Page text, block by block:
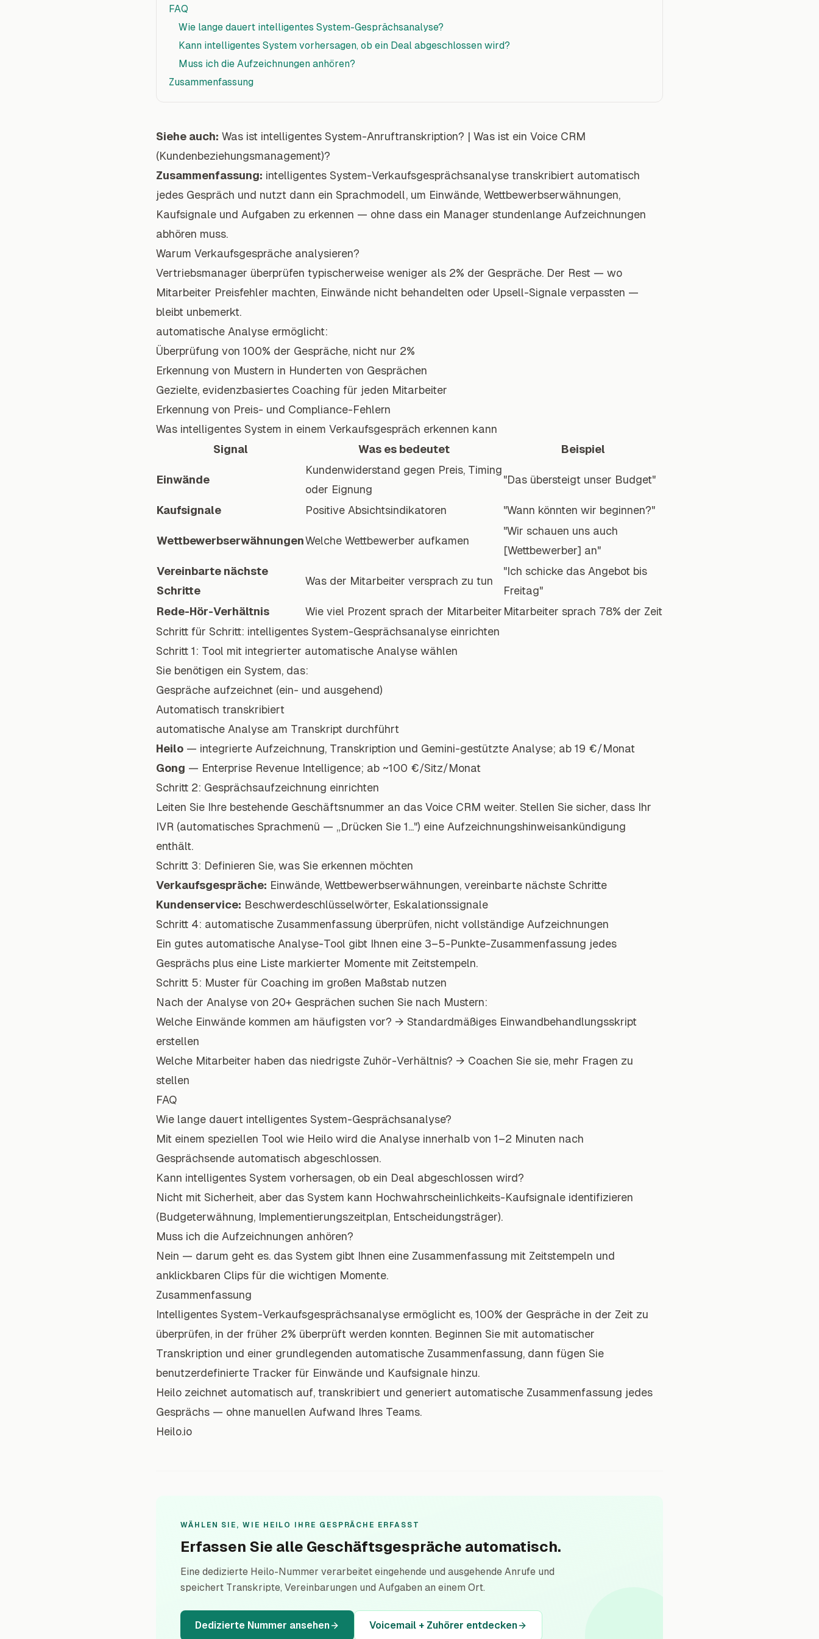
FAQ
Wie lange dauert intelligentes System-Gesprächsanalyse?
Kann intelligentes System vorhersagen, ob ein Deal abgeschlossen wird?
Muss ich die Aufzeichnungen anhören?
Zusammenfassung
Siehe auch: Was ist intelligentes System-Anruftranskription? | Was ist ein Voice CRM
(Kundenbeziehungsmanagement)?
Zusammenfassung: intelligentes System-Verkaufsgesprächsanalyse transkribiert automatisch
jedes Gespräch und nutzt dann ein Sprachmodell, um Einwände, Wettbewerbserwähnungen,
Kaufsignale und Aufgaben zu erkennen — ohne dass ein Manager stundenlange Aufzeichnungen
abhören muss.
Warum Verkaufsgespräche analysieren?
Vertriebsmanager überprüfen typischerweise weniger als 2% der Gespräche. Der Rest — wo
Mitarbeiter Preisfehler machten, Einwände nicht behandelten oder Upsell-Signale verpassten —
bleibt unbemerkt.
automatische Analyse ermöglicht:
Überprüfung von 100% der Gespräche, nicht nur 2%
Erkennung von Mustern in Hunderten von Gesprächen
Gezielte, evidenzbasiertes Coaching für jeden Mitarbeiter
Erkennung von Preis- und Compliance-Fehlern
Was intelligentes System in einem Verkaufsgespräch erkennen kann
Signal
Was es bedeutet Beispiel
Einwände
Kundenwiderstand gegen Preis, Timing
oder Eignung
"Das übersteigt unser Budget"
Kaufsignale Positive Absichtsindikatoren "Wann könnten wir beginnen?"
WettbewerbserwähnungenWelche Wettbewerber aufkamen
"Wir schauen uns auch
[Wettbewerber] an"
Vereinbarte nächste
Schritte
Was der Mitarbeiter versprach zu tun
"Ich schicke das Angebot bis
Freitag"
Rede-Hör-Verhältnis
Wie viel Prozent sprach der Mitarbeiter Mitarbeiter sprach 78% der Zeit
Schritt für Schritt: intelligentes System-Gesprächsanalyse einrichten
Schritt 1: Tool mit integrierter automatische Analyse wählen
Sie benötigen ein System, das:
Gespräche aufzeichnet (ein- und ausgehend)
Automatisch transkribiert
automatische Analyse am Transkript durchführt
Heilo — integrierte Aufzeichnung, Transkription und Gemini-gestützte Analyse; ab 19 €/Monat
Gong — Enterprise Revenue Intelligence; ab ~100 €/Sitz/Monat
Schritt 2: Gesprächsaufzeichnung einrichten
Leiten Sie Ihre bestehende Geschäftsnummer an das Voice CRM weiter. Stellen Sie sicher, dass Ihr
IVR (automatisches Sprachmenü — „Drücken Sie 1...") eine Aufzeichnungshinweisankündigung
enthält.
Schritt 3: Definieren Sie, was Sie erkennen möchten
Verkaufsgespräche: Einwände, Wettbewerbserwähnungen, vereinbarte nächste Schritte
Kundenservice: Beschwerdeschlüsselwörter, Eskalationssignale
Schritt 4: automatische Zusammenfassung überprüfen, nicht vollständige Aufzeichnungen
Ein gutes automatische Analyse-Tool gibt Ihnen eine 3–5-Punkte-Zusammenfassung jedes
Gesprächs plus eine Liste markierter Momente mit Zeitstempeln.
Schritt 5: Muster für Coaching im großen Maßstab nutzen
Nach der Analyse von 20+ Gesprächen suchen Sie nach Mustern:
Welche Einwände kommen am häufigsten vor? → Standardmäßiges Einwandbehandlungsskript
erstellen
Welche Mitarbeiter haben das niedrigste Zuhör-Verhältnis? → Coachen Sie sie, mehr Fragen zu
stellen
FAQ
Wie lange dauert intelligentes System-Gesprächsanalyse?
Mit einem speziellen Tool wie Heilo wird die Analyse innerhalb von 1–2 Minuten nach
Gesprächsende automatisch abgeschlossen.
Kann intelligentes System vorhersagen, ob ein Deal abgeschlossen wird?
Nicht mit Sicherheit, aber das System kann Hochwahrscheinlichkeits-Kaufsignale identifizieren
(Budgeterwähnung, Implementierungszeitplan, Entscheidungsträger).
Muss ich die Aufzeichnungen anhören?
Nein — darum geht es. das System gibt Ihnen eine Zusammenfassung mit Zeitstempeln und
anklickbaren Clips für die wichtigen Momente.
Zusammenfassung
Intelligentes System-Verkaufsgesprächsanalyse ermöglicht es, 100% der Gespräche in der Zeit zu
überprüfen, in der früher 2% überprüft werden konnten. Beginnen Sie mit automatischer
Transkription und einer grundlegenden automatische Zusammenfassung, dann fügen Sie
benutzerdefinierte Tracker für Einwände und Kaufsignale hinzu.
Heilo zeichnet automatisch auf, transkribiert und generiert automatische Zusammenfassung jedes
Gesprächs — ohne manuellen Aufwand Ihres Teams.
Heilo.io
WÄHLEN SIE, WIE HEILO IHRE GESPRÄCHE ERFASST
Erfassen Sie alle Geschäftsgespräche automatisch.
Eine dedizierte Heilo-Nummer verarbeitet eingehende und ausgehende Anrufe und
speichert Transkripte, Vereinbarungen und Aufgaben an einem Ort.
Dedizierte Nummer ansehen Voicemail + Zuhörer entdecken